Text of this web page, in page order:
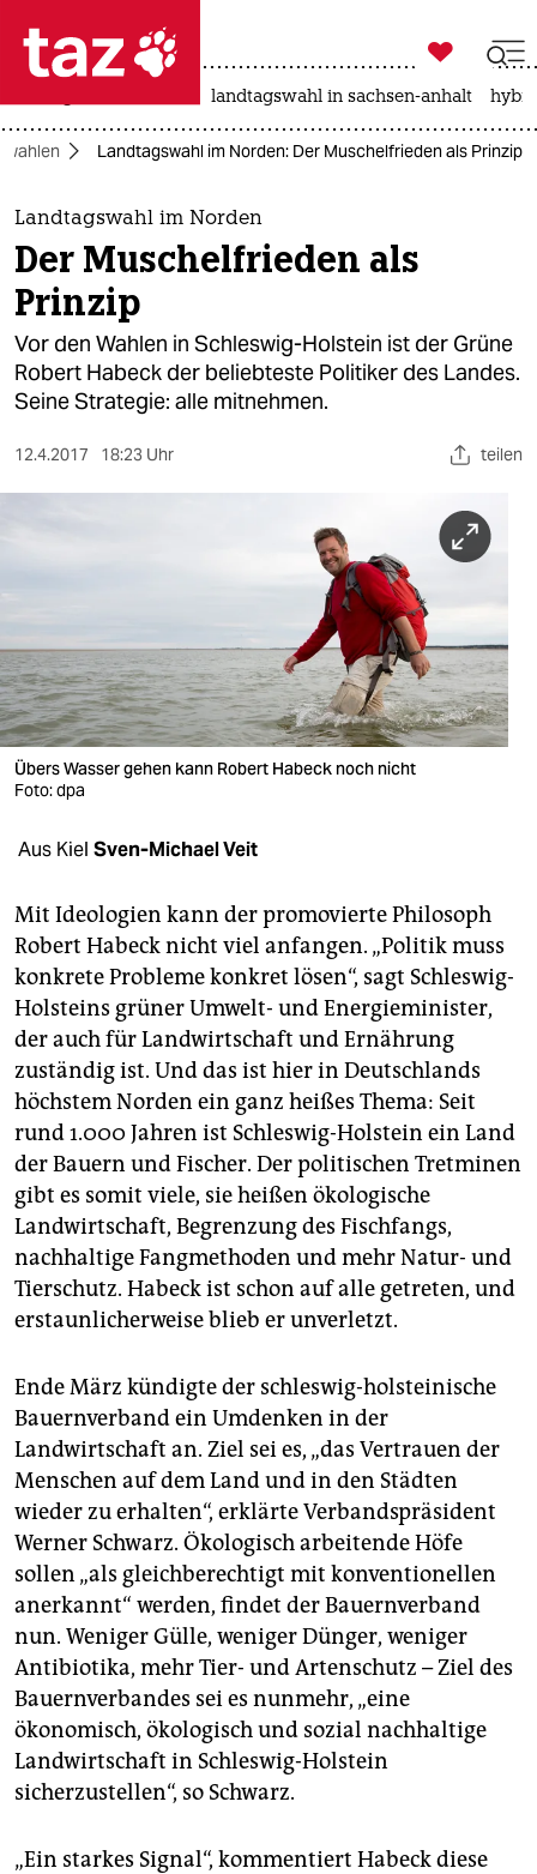
 taz zahl ich
taz zahl ich
themen
politik
öko
gesellschaft
sport
wahrheit
verlag
verlag
veranstaltungen
shop
unterstützen
abo
genossenschaft
epaper login

taz zahl ich
landtagswahl in sachsen-anhalt
Landtagswahl im Norden: Der Muschelfrieden als Prinzip
Landtagswahl im Norden
Der Muschelfrieden als
Prinzip
Vor den Wahlen in Schleswig-Holstein ist der Grüne
Robert Habeck der beliebteste Politiker des Landes.
Seine Strategie: alle mitnehmen.
12.4.2017 18:23 Uhr teilen
Übers Wasser gehen kann Robert Habeck noch nicht
Foto: dpa
Aus Kiel Sven-Michael Veit
Mit Ideologien kann der promovierte Philosoph
Robert Habeck nicht viel anfangen. „Politik muss
konkrete Probleme konkret lösen“, sagt Schleswig-
Holsteins grüner Umwelt- und Energieminister,
der auch für Landwirtschaft und Ernährung
zuständig ist. Und das ist hier in Deutschlands
höchstem Norden ein ganz heißes Thema: Seit
rund 1.000 Jahren ist Schleswig-Holstein ein Land
der Bauern und Fischer. Der politischen Tretminen
gibt es somit viele, sie heißen ökologische
Landwirtschaft, Begrenzung des Fischfangs,
nachhaltige Fangmethoden und mehr Natur- und
Tierschutz. Habeck ist schon auf alle getreten, und
erstaunlicherweise blieb er unverletzt.
Ende März kündigte der schleswig-holsteinische
Bauernverband ein Umdenken in der
Landwirtschaft an. Ziel sei es, „das Vertrauen der
Menschen auf dem Land und in den Städten
wieder zu erhalten“, erklärte Verbandspräsident
Werner Schwarz. Ökologisch arbeitende Höfe
sollen „als gleichberechtigt mit konventionellen
anerkannt“ werden, findet der Bauernverband
nun. Weniger Gülle, weniger Dünger, weniger
Antibiotika, mehr Tier- und Artenschutz – Ziel des
Bauernverbandes sei es nunmehr, „eine
ökonomisch, ökologisch und sozial nachhaltige
Landwirtschaft in Schleswig-Holstein
sicherzustellen“, so Schwarz.
„Ein starkes Signal“, kommentiert Habeck diese